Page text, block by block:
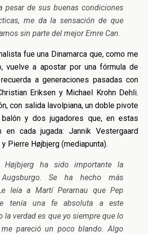
pesar de sus buenas condiciones
me da la sensación de que
sin parte del mejor Emre Can.
fue una Dinamarca que, como me
vuelve a apostar por una fórmula de
a generaciones pasadas con
Eriksen y Michael Krohn Dehli.
con salida lavolpiana, un doble pivote
y dos jugadores que, en estas
en cada jugada: Jannik Vestergaard
Pierre Højbjerg (mediapunta).
Højbjerg ha sido importante la
Se ha hecho más
leía a Martí Perarnau que Pep
tenía una fe absoluta a este
la verdad es que yo siempre que lo
pareció un poco blando. Algo